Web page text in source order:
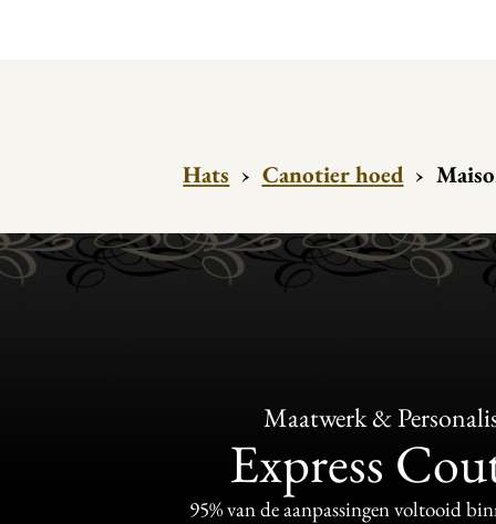
Hats › Canotier hoed ›
Maatwerk &
Express
95% van de aanpassingen voltooid